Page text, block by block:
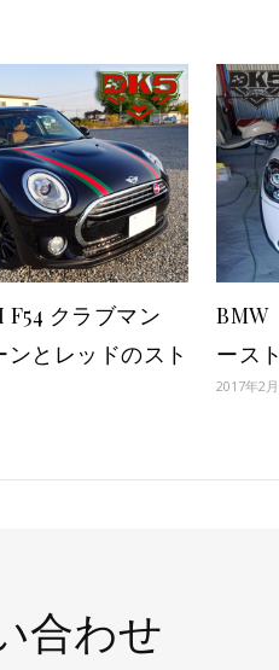
F54 クラブマン
ンとレッドのスト
ース
2017年2
合わせ